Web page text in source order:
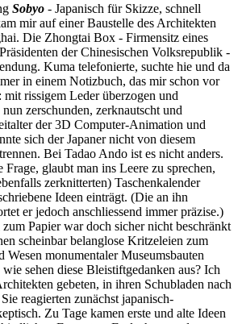
Sobyo - Japanisch für Skizze, schnell
mir auf einer Baustelle des Architekten
Die Zhongtai Box - Firmensitz eines
der Chinesischen Volksrepublik -
Kuma telefonierte, suchte hie und da
in einem Notizbuch, das mir schon vor
rissigem Leder überzogen und
zerschunden, zerknautscht und
der 3D Computer-Animation und
sich der Japaner nicht von diesem
Bei Tadao Ando ist es nicht anders.
Frage, glaubt man ins Leere zu sprechen,
zerknitterten) Taschenkalender
Ideen einträgt. (Die an ihn
er jedoch anschliessend immer präzise.)
Papier war doch sicher nicht beschränkt
scheinbar belanglose Kritzeleien zum
Wesen monumentaler Museumsbauten
sehen diese Bleistiftgedanken aus? Ich
gebeten, in ihren Schubladen nach
reagierten zunächst japanisch-
Zu Tage kamen erste und alte Ideen